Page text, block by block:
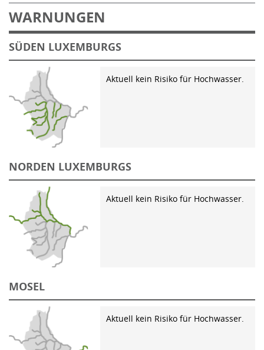
WARNUNGEN
SÜDEN LUXEMBURGS
Aktuell kein Risiko für Hochwasser.
NORDEN LUXEMBURGS
Aktuell kein Risiko für Hochwasser.
MOSEL
Aktuell kein Risiko für Hochwasser.